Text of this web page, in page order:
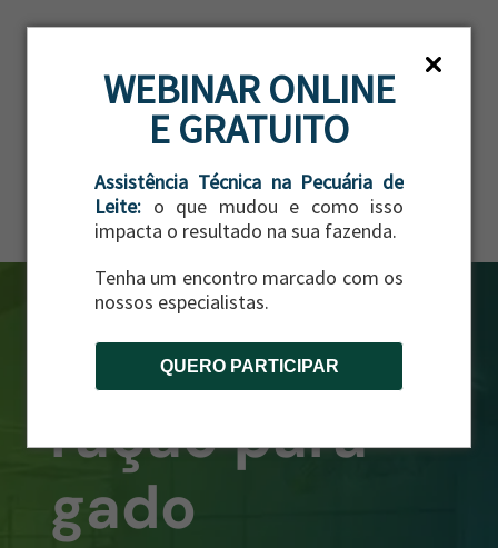
WEBINAR ONLINE
E GRATUITO
Assistência Técnica na Pecuária de
Leite: o que mudou e como isso
impacta o resultado na sua fazenda.
Tenha um encontro marcado com os
nossos especialistas.
QUERO PARTICIPAR
ração para
gado